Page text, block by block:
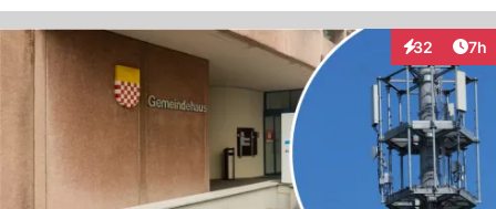
32
Interaktionen
7h